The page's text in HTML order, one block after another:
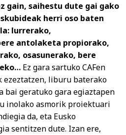
gain, saihestu dute gai gako
herri oso baten
lurrerako,
antolaketa propiorako,
osasunerako, bere
Ez gara sartuko CAFen
ezeztatzen, liburu baterako
bai geratuko gara egiaztapen
inolako asmorik proiektuari
da, eta Eusko
sentitzen dute. Izan ere,